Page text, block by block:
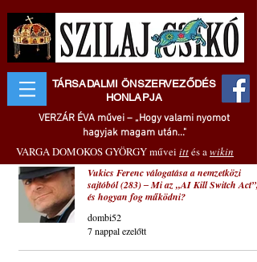
TÁRSADALMI ÖNSZERVEZŐDÉS
HONLAPJA
VERZÁR ÉVA művei – „Hogy valami nyomot
hagyjak magam után..."
VARGA DOMOKOS GYÖRGY művei ittés awikin
Vukics Ferenc válogatása a nemzetközi
sajtóból (283) ‒ Mi az „AI Kill Switch Act”,
és hogyan fog működni?
dombi52
7 nappal ezelőtt